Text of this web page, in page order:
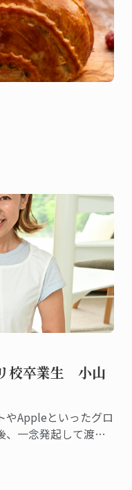
校卒業生 小山
やAppleといったグロ
、一念発起して渡